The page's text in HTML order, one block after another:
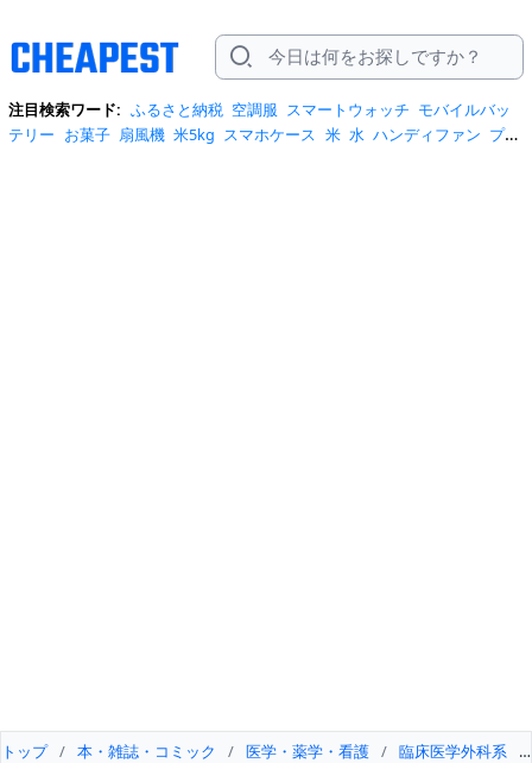
注目検索ワード: ふるさと納税 空調服 スマートウォッチ モバイルバッ
テリー お菓子 扇風機 米5kg スマホケース 米 水 ハンディファン プロ
トップ / 本・雑誌・コミック / 医学・薬学・看護 / 臨床医学外科系 /